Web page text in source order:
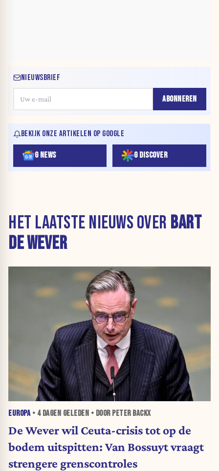
NIEUWSBRIEF
ABONNEREN
BEKIJK ONZE ARTIKELEN OP GOOGLE
G NEWS G DISCOVER
HET LAATSTE NIEUWS OVER BART
DE WEVER
EUROPA• 4 DAGEN GELEDEN • DOOR PETER BACKX
De Wever wil Ceuta-crisis tot op de
bodem uitspitten: Van Bossuyt vraagt
strengere grenscontroles